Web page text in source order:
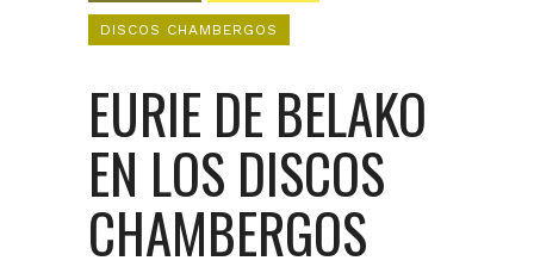
DISCOS CHAMBERGOS
EURIE DE BELAKO
EN LOS DISCOS
CHAMBERGOS